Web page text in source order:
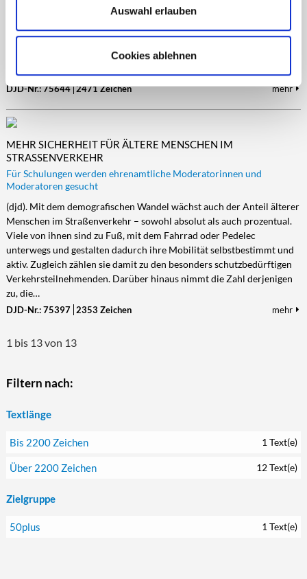
Auswahl erlauben
Cookies ablehnen
Unfall im Verkehr passiert ist, so langwierig sind oft die Folgen. Denn
wenn sich die Unfallbeteiligten über die Schuldfrage streiten, kann es
kommen. Unterstützung und finanzielle Absicherung bietet dann eine
Verkehrs-Rechtsschutzversicherung. Doch selbst wer eine hat und…
DJD-Nr.: 75644 2471 Zeichen mehr
MEHR SICHERHEIT FÜR ÄLTERE MENSCHEN IM
STRASSENVERKEHR
Für Schulungen werden ehrenamtliche Moderatorinnen und
Moderatoren gesucht
(djd). Mit dem demografischen Wandel wächst auch der Anteil älterer
Menschen im Straßenverkehr – sowohl absolut als auch prozentual.
Viele von ihnen sind zu Fuß, mit dem Fahrrad oder Pedelec
unterwegs und gestalten dadurch ihre Mobilität selbstbestimmt und
aktiv. Zugleich zählen sie damit zu den besonders schutzbedürftigen
Verkehrsteilnehmenden. Darüber hinaus nimmt die Zahl derjenigen
zu, die…
DJD-Nr.: 75397 2353 Zeichen mehr
1 bis 13 von 13
Filtern nach:
Textlänge
Bis 2200 Zeichen 1 Text(e)
Über 2200 Zeichen 12 Text(e)
Zielgruppe
50plus 1 Text(e)